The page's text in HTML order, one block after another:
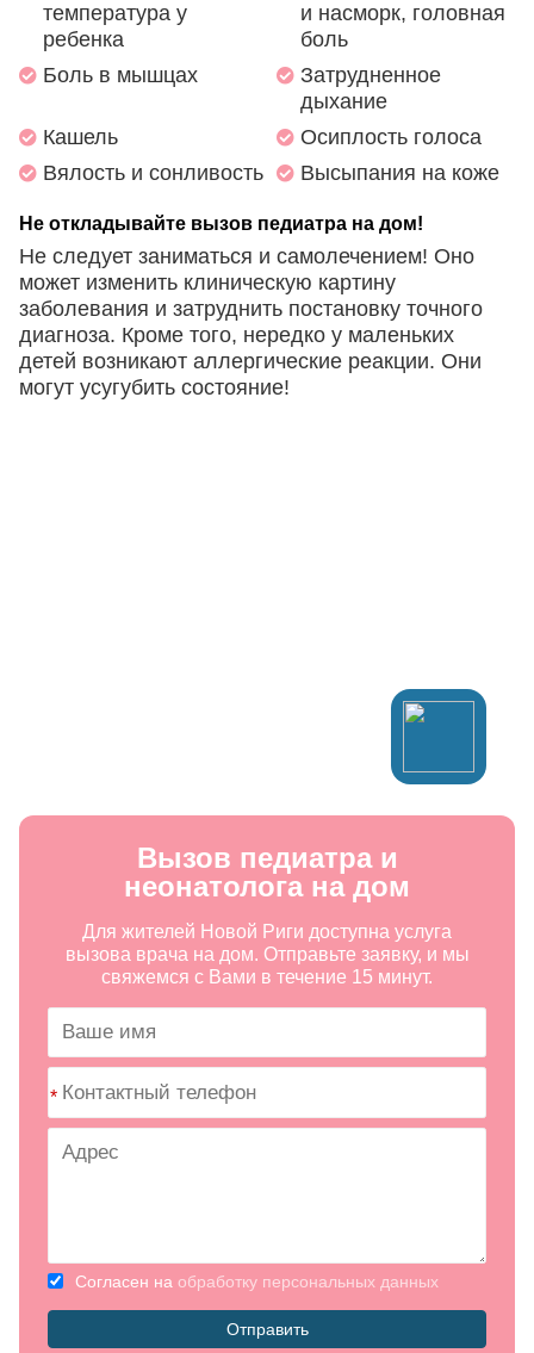
температура у
ребенка
и насморк, головная
боль
Боль в мышцах
Затрудненное
дыхание
Кашель
Осиплость голоса
Вялость и сонливость
Высыпания на коже
Не откладывайте вызов педиатра на дом!
Не следует заниматься и самолечением! Оно
может изменить клиническую картину
заболевания и затруднить постановку точного
диагноза. Кроме того, нередко у маленьких
детей возникают аллергические реакции. Они
могут усугубить состояние!
Вызов педиатра и
неонатолога на дом
Для жителей Новой Риги доступна услуга
вызова врача на дом. Отправьте заявку, и мы
свяжемся с Вами в течение 15 минут.
*
Согласен на обработку персональных данных